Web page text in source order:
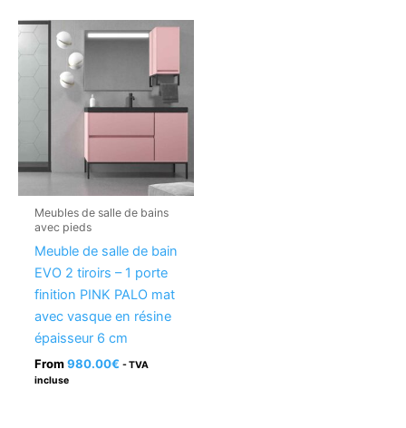
Meubles de salle de bains
avec pieds
Meuble de salle de bain
EVO 2 tiroirs – 1 porte
finition PINK PALO mat
avec vasque en résine
épaisseur 6 cm
From 980.00€ - TVA
incluse